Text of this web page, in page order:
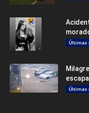
Últimas
Últimas